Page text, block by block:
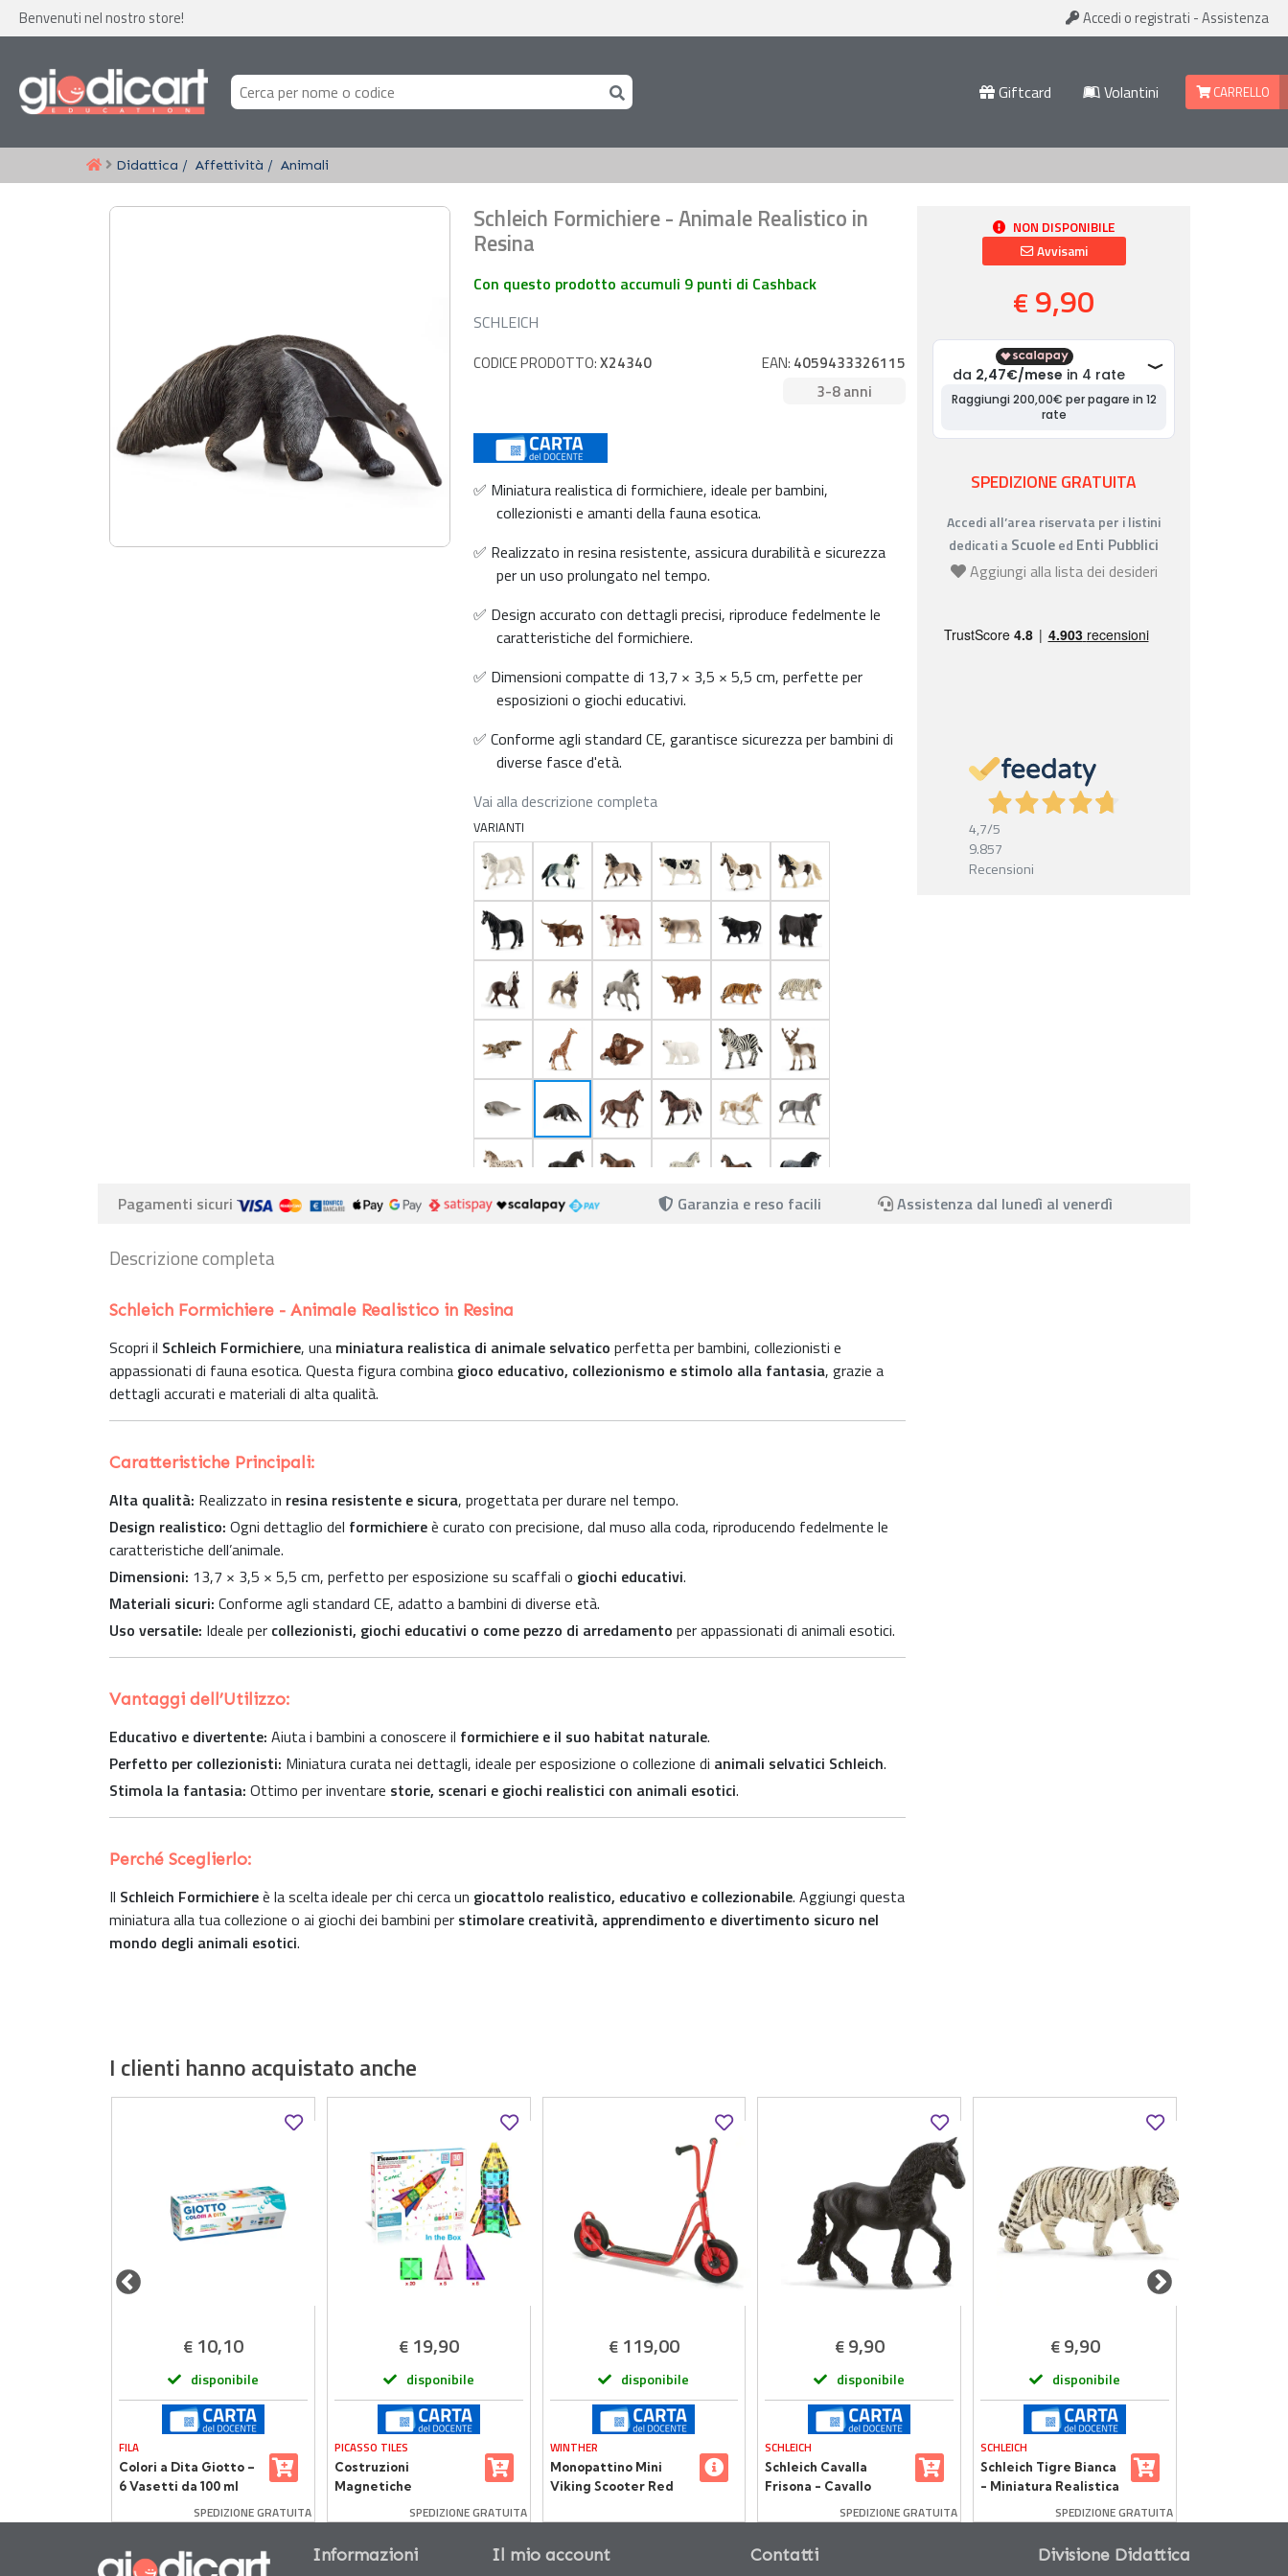
Benvenuti nel nostro store! Accedi o registrati -Assistenza
Giftcard Volantini CARRELLO
Didattica Affettività Animali
Schleich Formichiere - Animale Realistico in
Resina
Con questo prodotto accumuli 9 punti di Cashback
SCHLEICH
CODICE PRODOTTO:X24340 EAN: 4059433326115
3-8 anni
✅ Miniatura realistica di formichiere, ideale per bambini,
collezionisti e amanti della fauna esotica.
✅ Realizzato in resina resistente, assicura durabilità e sicurezza
per un uso prolungato nel tempo.
✅ Design accurato con dettagli precisi, riproduce fedelmente le
caratteristiche del formichiere.
✅ Dimensioni compatte di 13,7 × 3,5 × 5,5 cm, perfette per
esposizioni o giochi educativi.
✅ Conforme agli standard CE, garantisce sicurezza per bambini di
diverse fasce d'età.
Vai alla descrizione completa
VARIANTI
NON DISPONIBILE
Avvisami
€ 9,90
SPEDIZIONE GRATUITA
Accedi all’area riservata per i listini
dedicati a Scuoleed Enti Pubblici
Aggiungi alla lista dei desideri
4,7/5
9.857
Recensioni
Pagamenti sicuri Garanzia e reso facili Assistenza dal lunedì al venerdì
Descrizione completa
Schleich Formichiere - Animale Realistico in Resina
Scopri il Schleich Formichiere, una miniatura realistica di animale selvatico perfetta per bambini, collezionisti e
appassionati di fauna esotica. Questa figura combina gioco educativo, collezionismo e stimolo alla fantasia, grazie a
dettagli accurati e materiali di alta qualità.
Caratteristiche Principali:
Alta qualità: Realizzato in resina resistente e sicura, progettata per durare nel tempo.
Design realistico: Ogni dettaglio del formichiereè curato con precisione, dal muso alla coda, riproducendo fedelmente le
caratteristiche dell’animale.
Dimensioni: 13,7 × 3,5 × 5,5 cm, perfetto per esposizione su scaffali o giochi educativi.
Materiali sicuri: Conforme agli standard CE, adatto a bambini di diverse età.
Uso versatile: Ideale per collezionisti, giochi educativi o come pezzo di arredamento per appassionati di animali esotici.
Vantaggi dell’Utilizzo:
Educativo e divertente: Aiuta i bambini a conoscere il formichiere e il suo habitat naturale.
Perfetto per collezionisti: Miniatura curata nei dettagli, ideale per esposizione o collezione di animali selvatici Schleich.
Stimola la fantasia: Ottimo per inventare storie, scenari e giochi realistici con animali esotici.
Perché Sceglierlo:
Il Schleich Formichiereè la scelta ideale per chi cerca un giocattolo realistico, educativo e collezionabile. Aggiungi questa
miniatura alla tua collezione o ai giochi dei bambini per stimolare creatività, apprendimento e divertimento sicuro nel
mondo degli animali esotici.
I clienti hanno acquistato anche
€ 10,10
disponibile
FILA
Colori a Dita Giotto –
6 Vasetti da 100 ml
SPEDIZIONE GRATUITA
€ 19,90
disponibile
PICASSO TILES
Costruzioni
Magnetiche
Tiles 30 Piastrelle
SPEDIZIONE GRATUITA
€ 119,00
disponibile
WINTHER
Monopattino Mini
Viking Scooter Red
€9,90
disponibile
SCHLEICH
Schleich Cavalla
Frisona - Cavallo
SPEDIZIONE GRATUITA
€ 9,90
disponibile
SCHLEICH
Schleich Tigre Bianca
- Miniatura Realistica
SPEDIZIONE GRATUITA
Informazioni Il mio account
Contatti
Divisione Didattica